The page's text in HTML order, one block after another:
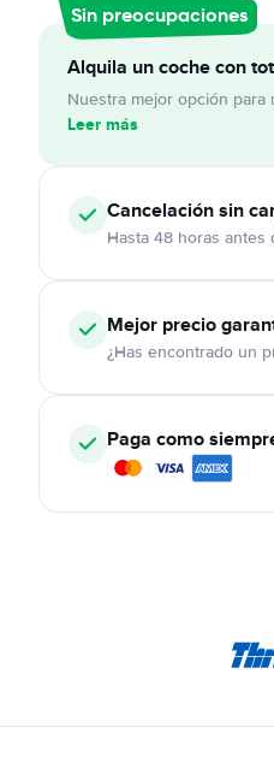
Sin preocupaciones
Alquila un coche con
Nuestra mejor opción para
Leer más
Cancelaciónsin
Hasta 48 horas antes
Mejor precio
¿Has encontrado un
Paga como